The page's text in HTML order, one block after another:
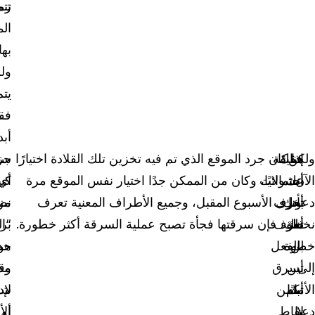
ولكن
الآن
دعونا
نخطو
خطوة
إلى
الأمام.
دعنا
هناك
احتمالات
بأنك
تعرف
بالفعل
أين
تكمن
نقاط
حقيقة
أنك
تعرف
أنك
لن
تسرق
أبدًا
لا
إذا كان جرد الموقع الذي تم فيه تخزين تلك القلادة اختيارًا
عشوائيًا، وكان من الممكن جدًا اختيار نفس الموقع مرة
أخرى الأسبوع المقبل، وجميع الأطراف المعنية تعرف
ذلك، فإن سرقتها فجأة تصبح عملية السرقة أكثر خطورة.
أو